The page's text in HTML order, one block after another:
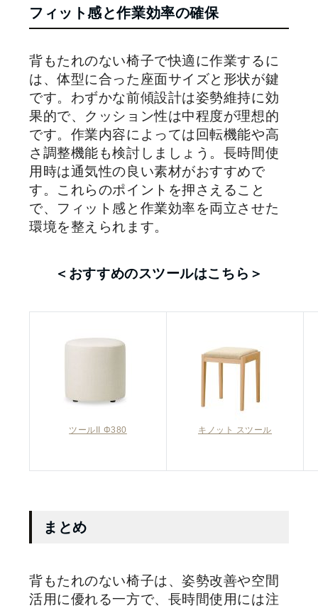
フィット感と作業効率の確保
背もたれのない椅子で快適に作業するに
は、体型に合った座面サイズと形状が鍵
です。わずかな前傾設計は姿勢維持に効
果的で、クッション性は中程度が理想的
です。作業内容によっては回転機能や高
さ調整機能も検討しましょう。長時間使
用時は通気性の良い素材がおすすめで
す。これらのポイントを押さえること
で、フィット感と作業効率を両立させた
環境を整えられます。
＜おすすめのスツールはこちら＞
ツールII Φ380 キノット スツール
まとめ
背もたれのない椅子は、姿勢改善や空間
活用に優れる一方で、長時間使用には注